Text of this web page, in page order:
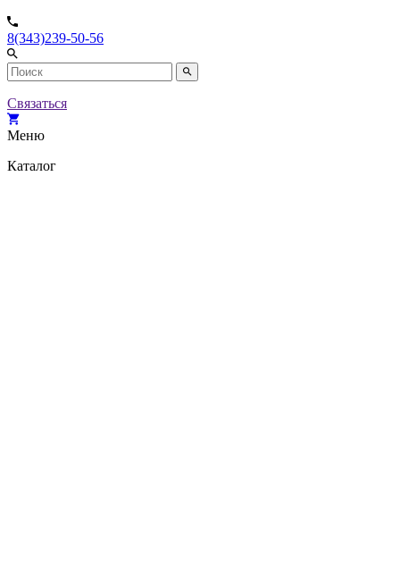
8(343)239-50-56
Связаться
Меню
Каталог